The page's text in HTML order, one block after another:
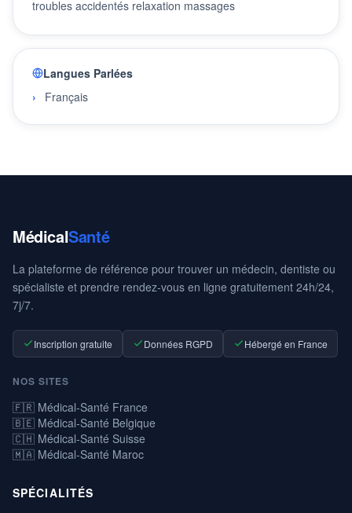
troubles accidentés relaxation massages
Langues Parlées
Français
MédicalSanté
La plateforme de référence pour trouver un médecin, dentiste ou
spécialiste et prendre rendez-vous en ligne gratuitement 24h/24,
7j/7.
Inscription gratuite Données RGPD Hébergé en France
NOS SITES
🇫🇷 Médical-Santé France
🇧🇪 Médical-Santé Belgique
🇨🇭 Médical-Santé Suisse
🇲🇦 Médical-Santé Maroc
SPÉCIALITÉS